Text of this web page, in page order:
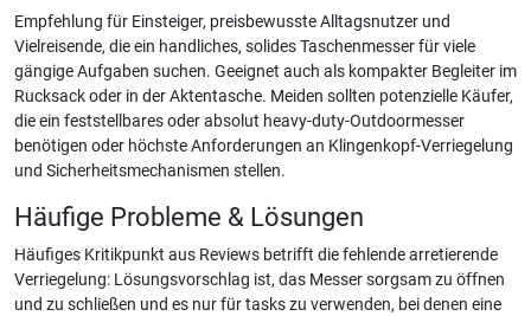
Empfehlung für Einsteiger, preisbewusste Alltagsnutzer und
Vielreisende, die ein handliches, solides Taschenmesser für viele
gängige Aufgaben suchen. Geeignet auch als kompakter Begleiter im
Rucksack oder in der Aktentasche. Meiden sollten potenzielle Käufer,
die ein feststellbares oder absolut heavy-duty-Outdoormesser
benötigen oder höchste Anforderungen an Klingenkopf-Verriegelung
und Sicherheitsmechanismen stellen.
Häufige Probleme & Lösungen
Häufiges Kritikpunkt aus Reviews betrifft die fehlende arretierende
Verriegelung: Lösungsvorschlag ist, das Messer sorgsam zu öffnen
und zu schließen und es nur für tasks zu verwenden, bei denen eine